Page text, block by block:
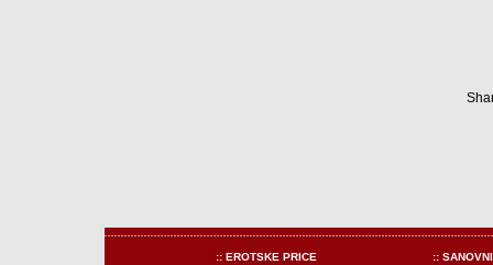
:: EROTSKE PRICE ::